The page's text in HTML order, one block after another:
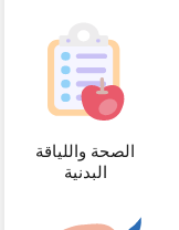
الصحة واللياقة
البدنية